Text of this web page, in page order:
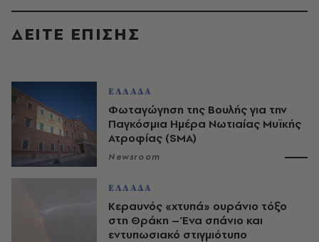
ΔΕΙΤΕ ΕΠΙΣΗΣ
ΕΛΛΑΔΑ
Φωταγώγηση της Βουλής για την
Παγκόσμια Ημέρα Νωτιαίας Μυϊκής
Ατροφίας (SMA)
Newsroom
ΕΛΛΑΔΑ
Κεραυνός «χτυπά» ουράνιο τόξο
στη Θράκη – Ένα σπάνιο και
εντυπωσιακό στιγμιότυπο